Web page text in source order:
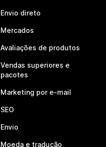
Envio direto
Mercados
Avaliações de produtos
Vendas superiores e
pacotes
Marketing por e-mail
SEO
Envio
Moeda e tradução